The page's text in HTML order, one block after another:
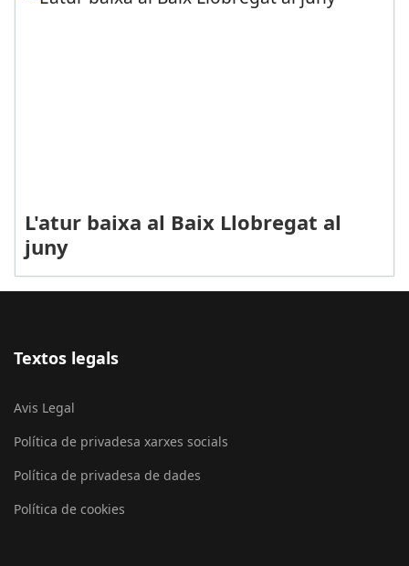
L'atur baixa al Baix Llobregat al
juny
Textos legals
Avis Legal
Política de privadesa xarxes socials
Política de privadesa de dades
Política de cookies